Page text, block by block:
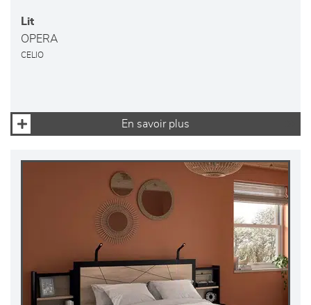
Lit
OPERA
CELIO
En savoir plus